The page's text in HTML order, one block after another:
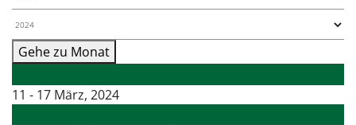
Gehe zu Monat
11 - 17 März, 2024